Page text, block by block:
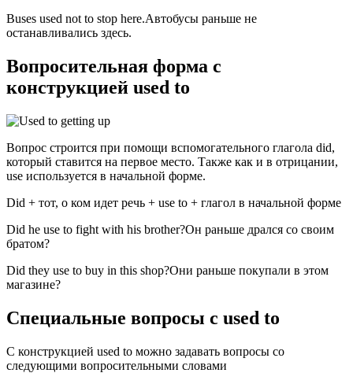
Buses used not to stop here.Автобусы раньше не
останавливались здесь.
Вопросительная форма с
конструкцией used to
Вопрос строится при помощи вспомогательного глагола did,
который ставится на первое место. Также как и в отрицании,
use используется в начальной форме.
Did + тот, о ком идет речь + use to + глагол в начальной форме
Did he use to fight with his brother?Он раньше дрался со своим
братом?
Did they use to buy in this shop?Они раньше покупали в этом
магазине?
Специальные вопросы c used to
С конструкцией used to можно задавать вопросы со
следующими вопросительными словами